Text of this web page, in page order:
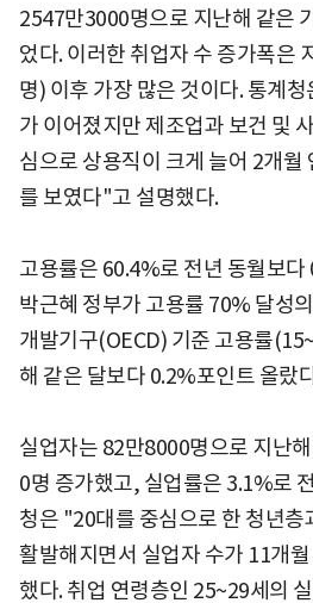
2547만3000명으로 지난해 같은
었다. 이러한 취업자 수 증가폭은
명) 이후 가장 많은 것이다. 통계
가 이어졌지만 제조업과 보건 및
심으로 상용직이 크게 늘어 2개월
를 보였다"고 설명했다.
고용률은 60.4%로 전년 동월보
박근혜 정부가 고용률 70% 달성
개발기구(OECD) 기준 고용률
해 같은 달보다 0.2%포인트 올랐
실업자는 82만8000명으로 지난
0명 증가했고, 실업률은 3.1%로
청은 "20대를 중심으로 한 청년층
활발해지면서 실업자 수가 11개
했다. 취업 연령층인 25~29세의